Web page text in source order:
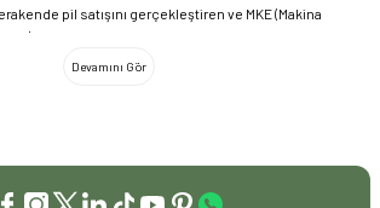
pil satışını gerçekleştiren ve MKE (Makina
üretimi ürünleri satan ilk bayilerden biri olma
hizmet vermeye başladık. 2016: Kadıköy